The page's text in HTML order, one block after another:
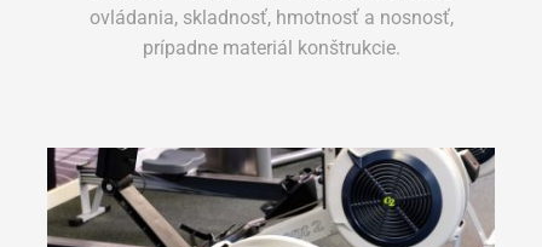
ovládania, skladnosť, hmotnosť a nosnosť,
prípadne materiál konštrukcie.